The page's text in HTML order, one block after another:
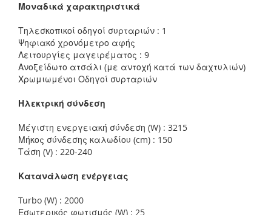
Μοναδικά χαρακτηριστικά
Τηλεσκοπικοί οδηγοί συρταριών : 1
Ψηφιακό χρονόμετρο αφής
Λειτουργίες μαγειρέματος : 9
Ανοξείδωτο ατσάλι (με αντοχή κατά των δαχτυλιών)
Χρωμιωμένοι Οδηγοί συρταριών
Ηλεκτρική σύνδεση
Μέγιστη ενεργειακή σύνδεση (W) : 3215
Μήκος σύνδεσης καλωδίου (cm) : 150
Τάση (V) : 220-240
Κατανάλωση ενέργειας
Turbo (W) : 2000
Εσωτερικός φωτισμός (W) : 25